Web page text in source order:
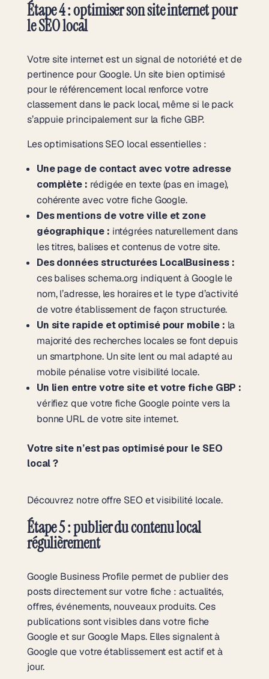
Étape 4 : optimiser son site internet pour
le SEO local
Votre site internet est un signal de notoriété et de
pertinence pour Google. Un site bien optimisé
pour le référencement local renforce votre
classement dans le pack local, même si le pack
s’appuie principalement sur la fiche GBP.
Les optimisations SEO local essentielles :
Une page de contact avec votre adresse
complète : rédigée en texte (pas en image),
cohérente avec votre fiche Google.
Des mentions de votre ville et zone
géographique : intégrées naturellement dans
les titres, balises et contenus de votre site.
Des données structurées LocalBusiness :
ces balises schema.org indiquent à Google le
nom, l’adresse, les horaires et le type d’activité
de votre établissement de façon structurée.
Un site rapide et optimisé pour mobile : la
majorité des recherches locales se font depuis
un smartphone. Un site lent ou mal adapté au
mobile pénalise votre visibilité locale.
Un lien entre votre site et votre fiche GBP :
vérifiez que votre fiche Google pointe vers la
bonne URL de votre site internet.
Votre site n’est pas optimisé pour le SEO
local ?
Découvrez notre offre SEO et visibilité locale.
Étape 5 : publier du contenu local
régulièrement
Google Business Profile permet de publier des
posts directement sur votre fiche : actualités,
offres, événements, nouveaux produits. Ces
publications sont visibles dans votre fiche
Google et sur Google Maps. Elles signalent à
Google que votre établissement est actif et à
jour.